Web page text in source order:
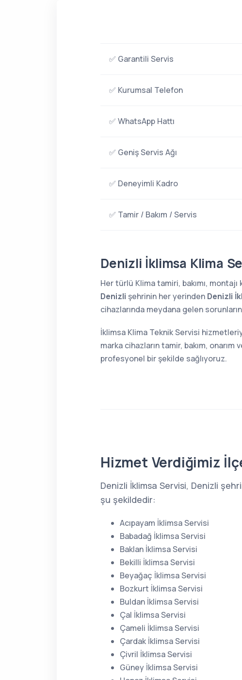
✅ Garantili Servis
✅ Kurumsal Telefon
✅ WhatsApp Hattı
✅ Geniş Servis Ağı
✅ Deneyimli Kadro
✅ Tamir / Bakım / Servis
Denizli İklimsa Klima
Her türlü Klima tamiri, bakımı,
Denizli şehrinin her yerinden Denizli
cihazlarında meydana gelen
İklimsa Klima Teknik Servisi
marka cihazların tamir, bakım,
profesyonel bir şekilde sağlıyoruz.
Hizmet Verdiğimiz
Denizli İklimsa Servisi, Denizli
şu şekildedir:
Acıpayam İklimsa Servisi
Babadağ İklimsa Servisi
Baklan İklimsa Servisi
Bekilli İklimsa Servisi
Beyağaç İklimsa Servisi
Bozkurt İklimsa Servisi
Buldan İklimsa Servisi
Çal İklimsa Servisi
Çameli İklimsa Servisi
Çardak İklimsa Servisi
Çivril İklimsa Servisi
Güney İklimsa Servisi